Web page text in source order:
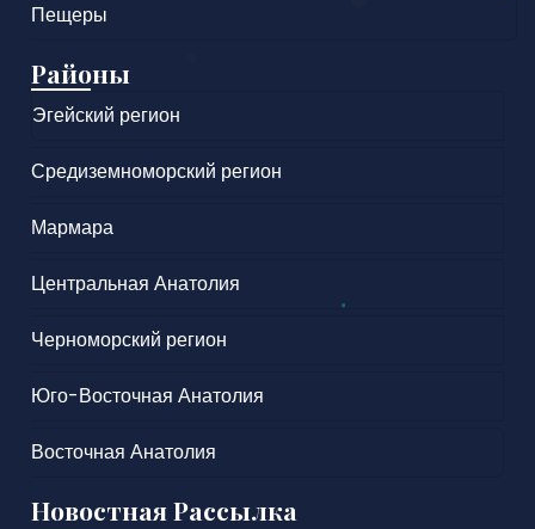
Пещеры
Районы
Эгейский регион
Средиземноморский регион
Мармара
Центральная Анатолия
Черноморский регион
Юго-Восточная Анатолия
Восточная Анатолия
Новостная Рассылка